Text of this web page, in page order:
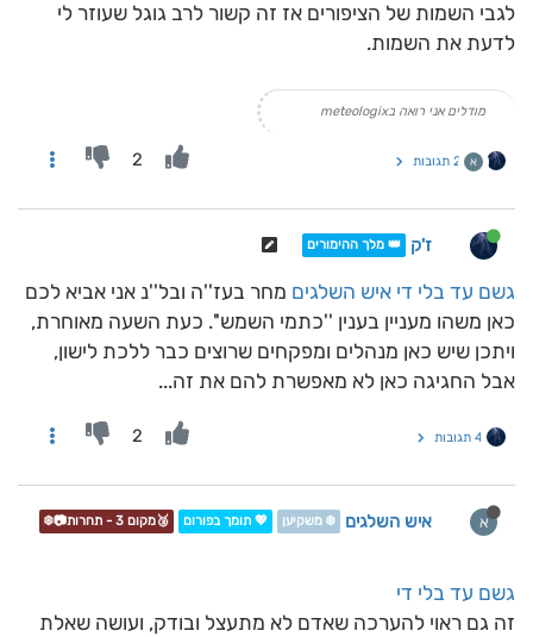
לגבי השמות של הציפורים אז זה קשור לרב גוגל שעוזר לי
לדעת את השמות.
מודלים אני רואה בmeteologix
א 2 תגובות 2
ז'ק 👑 מלך ההימורים
גשם עד בלי די איש השלגים מחר בעז''ה ובל''נ אני אביא לכם
כאן משהו מעניין בענין ''כתמי השמש''. כעת השעה מאוחרת,
ויתכן שיש כאן מנהלים ומפקחים שרוצים כבר ללכת לישון,
אבל החגיגה כאן לא מאפשרת להם את זה...
4 תגובות 2
א איש השלגים ❄️ משקיען 💖 תומך בפורום 🥉מקום 3 - תחרות📷❄️
גשם עד בלי די
זה גם ראוי להערכה שאדם לא מתעצל ובודק, ועושה שאלת